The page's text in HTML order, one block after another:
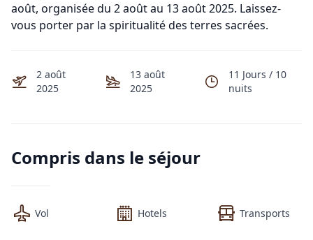
août, organisée du 2 août au 13 août 2025. Laissez-
vous porter par la spiritualité des terres sacrées.
2 août
2025
13 août
2025
11 Jours / 10
nuits
Compris dans le séjour
Vol Hotels Transports